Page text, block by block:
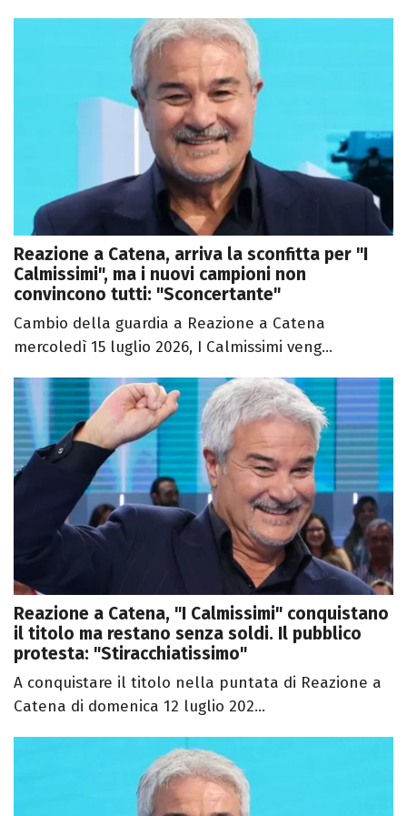
Reazione a Catena, arriva la sconfitta per "I
Calmissimi", ma i nuovi campioni non
convincono tutti: "Sconcertante"
Cambio della guardia a Reazione a Catena
mercoledì 15 luglio 2026, I Calmissimi veng...
Reazione a Catena, "I Calmissimi" conquistano
il titolo ma restano senza soldi. Il pubblico
protesta: "Stiracchiatissimo"
A conquistare il titolo nella puntata di Reazione a
Catena di domenica 12 luglio 202...